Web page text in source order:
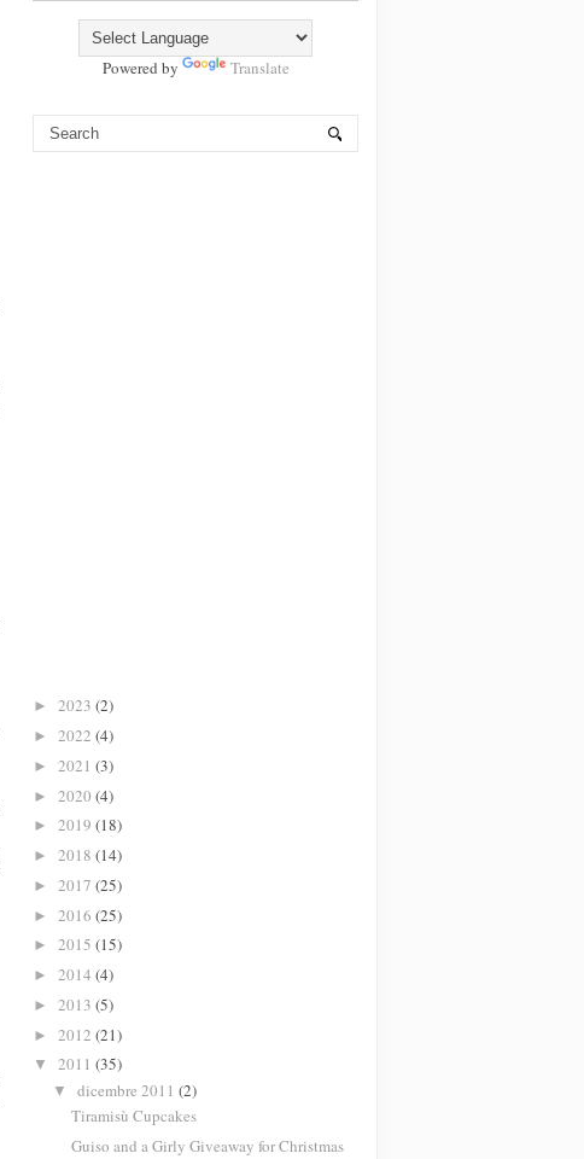
Powered by Translate
► 2023 (2)
► 2022 (4)
► 2021 (3)
► 2020 (4)
► 2019 (18)
► 2018 (14)
► 2017 (25)
► 2016 (25)
► 2015 (15)
► 2014 (4)
► 2013 (5)
► 2012 (21)
▼ 2011 (35)
▼ dicembre 2011 (2)
Tiramisù Cupcakes
Guiso and a Girly Giveaway for Christmas